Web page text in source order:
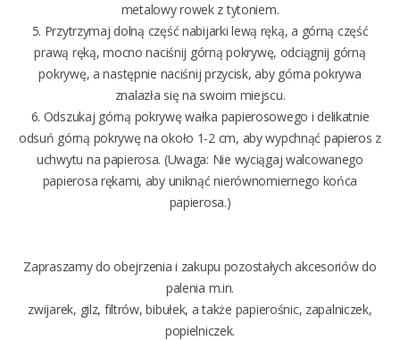
metalowy rowek z tytoniem.
5. Przytrzymaj dolną część nabijarki lewą ręką, a górną część
prawą ręką, mocno naciśnij górną pokrywę, odciągnij górną
pokrywę, a następnie naciśnij przycisk, aby górna pokrywa
znalazła się na swoim miejscu.
6. Odszukaj górną pokrywę wałka papierosowego i delikatnie
odsuń górną pokrywę na około 1-2 cm, aby wypchnąć papieros z
uchwytu na papierosa. (Uwaga: Nie wyciągaj walcowanego
papierosa rękami, aby uniknąć nierównomiernego końca
papierosa.)
Zapraszamy do obejrzenia i zakupu pozostałychakcesoriów do
palenia m.in.
zwijarek, gilz, filtrów,bibułek, a także papierośnic, zapalniczek,
popielniczek.